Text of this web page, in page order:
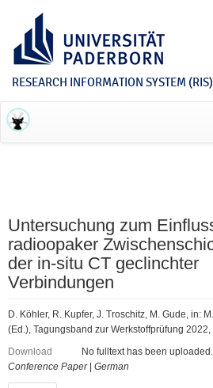
RESEARCH INFORMATION SYSTEM (RIS)
Untersuchung zum
radioopaker
der in-situ CT geclinchter
Verbindungen
D. Köhler, R. Kupfer, J. Troschitz, M. Gude, in:
(Ed.), Tagungsband zur Werkstoffprüfung 2022,
Download
No fulltext has been uploaded.
Conference Paper| German